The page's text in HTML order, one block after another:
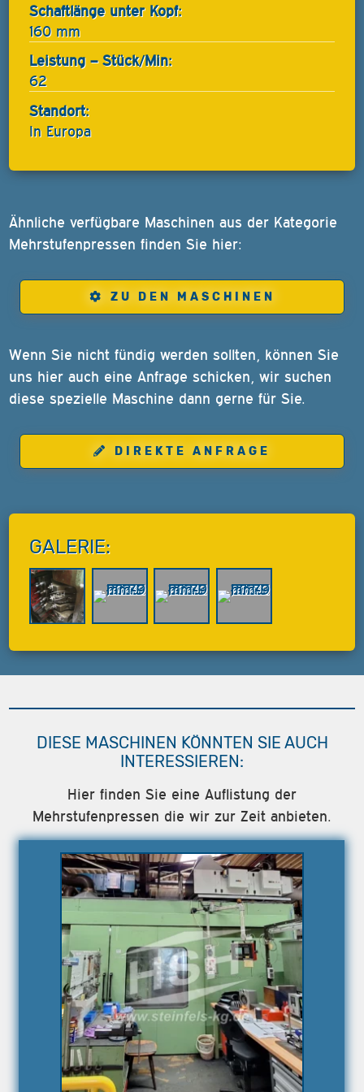
Schaftlänge unter Kopf:
160 mm
Leistung – Stück/Min:
62
Standort:
In Europa
Ähnliche verfügbare Maschinen aus der Kategorie
Mehrstufenpressen finden Sie hier:
ZU DEN MASCHINEN
Wenn Sie nicht fündig werden sollten, können Sie
uns hier auch eine Anfrage schicken, wir suchen
diese spezielle Maschine dann gerne für Sie.
DIREKTE ANFRAGE
GALERIE:
DIESE MASCHINEN KÖNNTEN SIE AUCH
INTERESSIEREN:
Hier finden Sie eine Auflistung der
Mehrstufenpressen die wir zur Zeit anbieten.